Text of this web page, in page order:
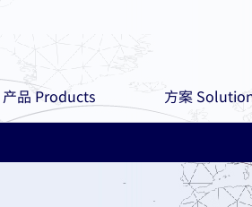
产品 Products 方案